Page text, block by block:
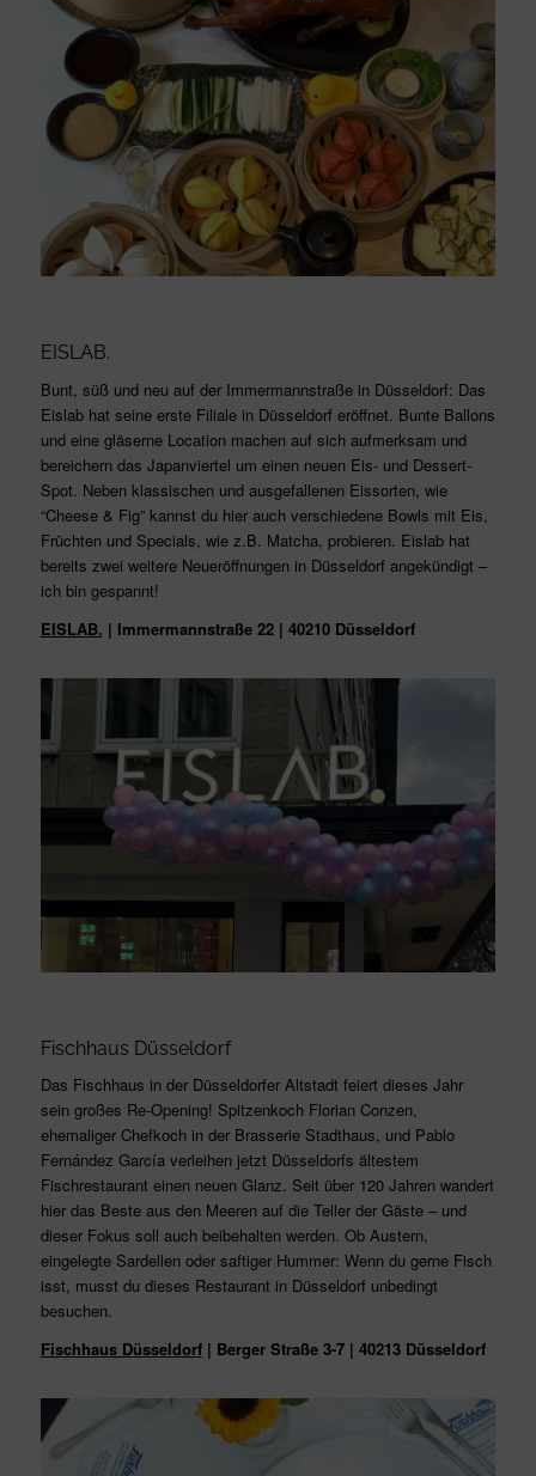
EISLAB.
Bunt, süß und neu auf der Immermannstraße in Düsseldorf: Das
Eislab hat seine erste Filiale in Düsseldorf eröffnet. Bunte Ballons
und eine gläserne Location machen auf sich aufmerksam und
bereichern das Japanviertel um einen neuen Eis- und Dessert-
Spot. Neben klassischen und ausgefallenen Eissorten, wie
“Cheese & Fig” kannst du hier auch verschiedene Bowls mit Eis,
Früchten und Specials, wie z.B. Matcha, probieren. Eislab hat
bereits zwei weitere Neueröffnungen in Düsseldorf angekündigt –
ich bin gespannt!
EISLAB. | Immermannstraße 22 | 40210 Düsseldorf
Fischhaus Düsseldorf
Das Fischhaus in der Düsseldorfer Altstadt feiert dieses Jahr
sein großes Re-Opening! Spitzenkoch Florian Conzen,
ehemaliger Chefkoch in der Brasserie Stadthaus, und Pablo
Fernández García verleihen jetzt Düsseldorfs ältestem
Fischrestaurant einen neuen Glanz. Seit über 120 Jahren wandert
hier das Beste aus den Meeren auf die Teller der Gäste – und
dieser Fokus soll auch beibehalten werden. Ob Austern,
eingelegte Sardellen oder saftiger Hummer: Wenn du gerne Fisch
isst, musst du dieses Restaurant in Düsseldorf unbedingt
besuchen.
Fischhaus Düsseldorf| Berger Straße 3-7 | 40213 Düsseldorf